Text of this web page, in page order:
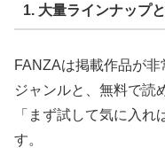
1. 大量ラインナップ
FANZAは掲載作品が
ジャンルと、無料で読
「まず試して気に入
す。